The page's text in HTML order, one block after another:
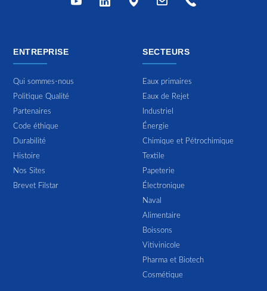
ENTREPRISE
Qui sommes-nous
Politique Qualité
Partenaires
Code éthique
Durabilité
Histoire
Nos Sites
Brevet Filstar
SECTEURS
Eaux primaires
Eaux de Rejet
Industriel
Énergie
Chimique et Pétrochimique
Textile
Papeterie
Électronique
Naval
Alimentaire
Boissons
Vitivinicole
Pharma et Biotech
Cosmétique